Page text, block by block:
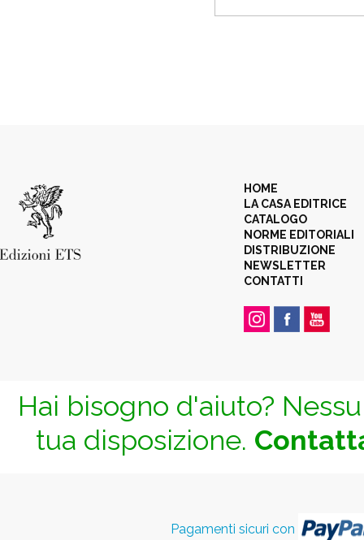
HOME
LA CASA EDITRICE
CATALOGO
NORME EDITORIALI
DISTRIBUZIONE
NEWSLETTER
CONTATTI
Hai bisogno d'aiuto?
tua disposizione.
Pagamenti sicuri con